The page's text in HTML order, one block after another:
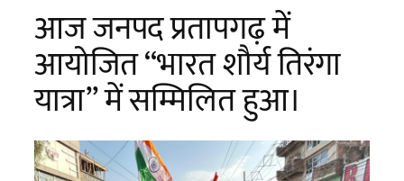
आज जनपद प्रतापगढ़ में
आयोजित “भारत शौर्य तिरंगा
यात्रा” में सम्मिलित हुआ।